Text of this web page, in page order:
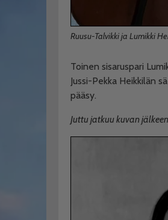
Ruusu-Talvikki ja Lumikki
Toinen sisaruspari
Jussi-Pekka Heikkilän
pääsy.
Juttu jatkuu kuvan